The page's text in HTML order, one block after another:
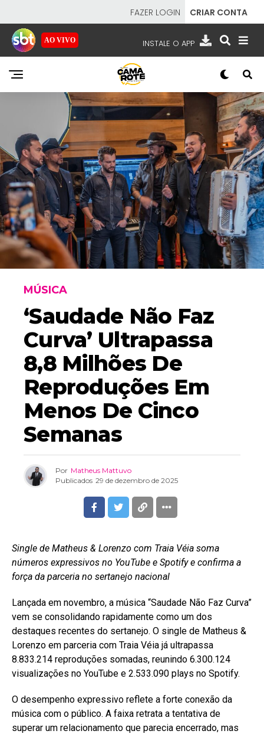
FAZER LOGIN CRIAR CONTA
AO VIVO INSTALE O APP
EMISSORAS
APP TV SBT
SBT- SISTEMA BRASILEIRO DE TELEVISÃO
MÚSICA
‘Saudade Não Faz
Curva’ Ultrapassa
8,8 Milhões De
Reproduções Em
Menos De Cinco
Semanas
Por Matheus Mattuvo
Publicados 29 de dezembro de 2025
Single de Matheus & Lorenzo com Traia Véia soma
números expressivos no YouTube e Spotify e confirma a
força da parceria no sertanejo nacional
Lançada em novembro, a música “Saudade Não Faz Curva”
vem se consolidando rapidamente como um dos
destaques recentes do sertanejo. O single de Matheus &
Lorenzo em parceria com Traia Véia já ultrapassa
8.833.214 reproduções somadas, reunindo 6.300.124
visualizações no YouTube e 2.533.090 plays no Spotify.
O desempenho expressivo reflete a forte conexão da
música com o público. A faixa retrata a tentativa de
superar um relacionamento que parecia encerrado, mas